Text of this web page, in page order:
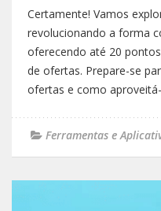
Certamente! Vamos
revolucionando a forma
oferecendo até 20
de ofertas. Prepare-se
ofertas e como
Ferramentas e